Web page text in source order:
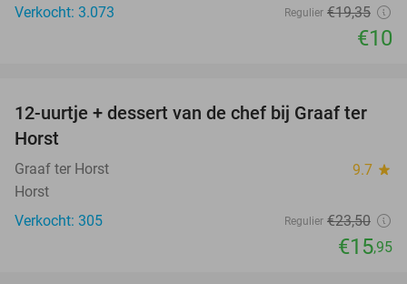
Verkocht: 3.073
Regulier €19,35
€10
32%
12-uurtje + dessert van de chef bij Graaf ter
Horst
Graaf ter Horst 9.7 star
Horst
Verkocht: 305
Regulier €23,50
€15,95